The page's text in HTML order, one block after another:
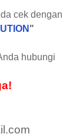
cek dengan
"
hubungi